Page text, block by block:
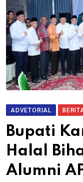
ADVETORIAL
Bupati
Halal
Alumni